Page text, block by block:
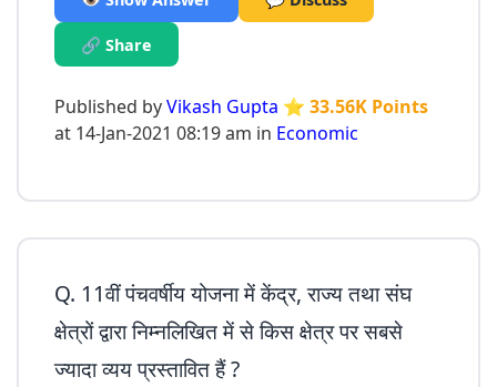
🔗 Share
Published byVikash Gupta ⭐ 33.56K Points
at 14-Jan-2021 08:19 am in Economic
Q. 11वीं पंचवर्षीय योजना में केंद्र, राज्य तथा संघ
क्षेत्रों द्वारा निम्नलिखित में से किस क्षेत्र पर सबसे
ज्यादा व्यय प्रस्तावित हैं ?